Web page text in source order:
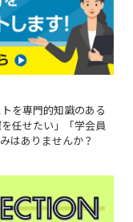
を専門的知識のある
任せたい」「学会員
はありませんか？